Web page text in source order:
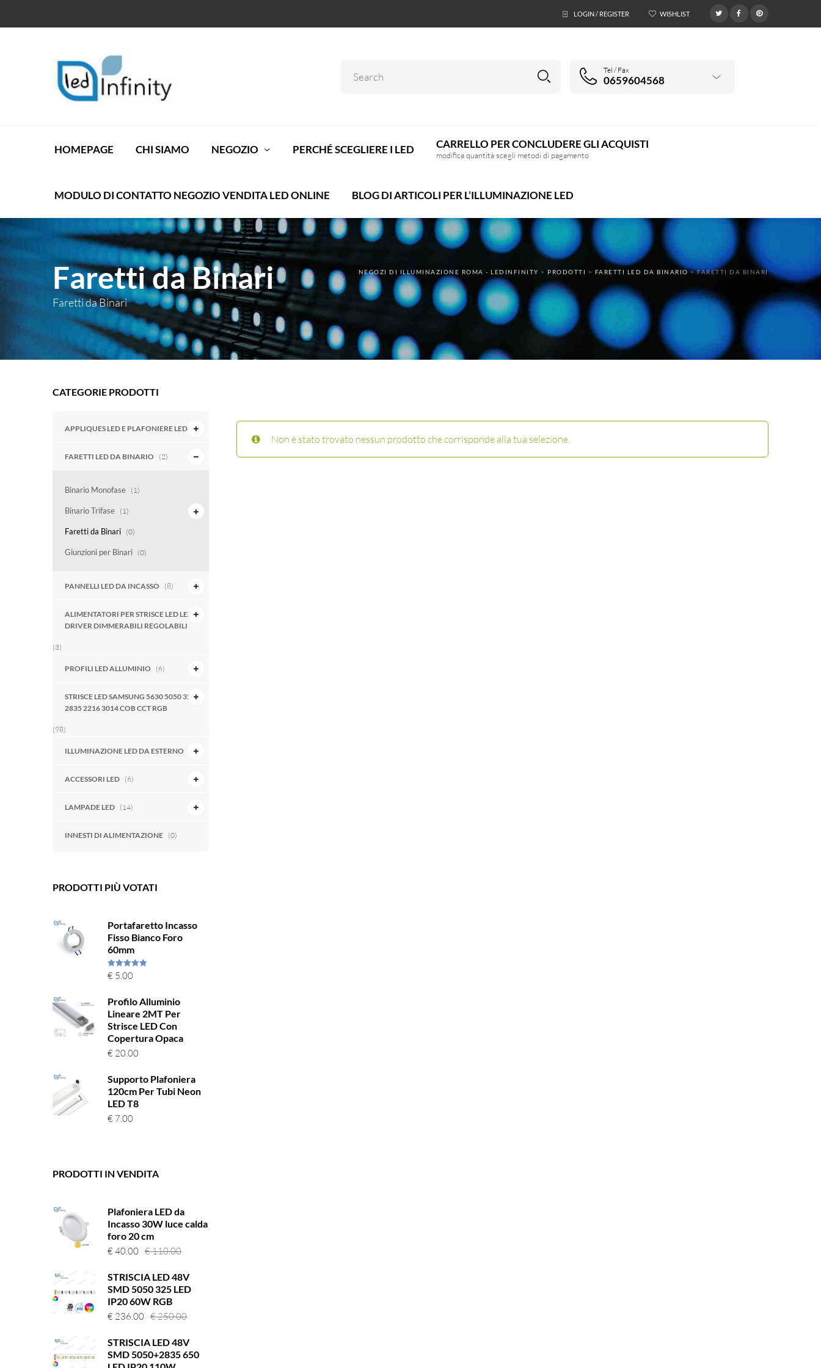
LOGIN / REGISTER WISHLIST
Tel / Fax
0659604568
HOMEPAGE CHI SIAMO NEGOZIO PERCHÉ SCEGLIERE I LED CARRELLO PER CONCLUDERE GLI ACQUISTI
modifica quantità scegli metodi di pagamento
MODULO DI CONTATTO NEGOZIO VENDITA LED ONLINE BLOG DI ARTICOLI PER L’ILLUMINAZIONE LED
NEGOZI DI ILLUMINAZIONE ROMA - LEDINFINITY > PRODOTTI > FARETTI LED DA BINARIO>FARETTI DA BINARI
Faretti da Binari
Faretti da Binari
CATEGORIE PRODOTTI
APPLIQUES LED E PLAFONIERE LED (6)
FARETTI LED DA BINARIO (2)
Binario Monofase (1)
Binario Trifase (1)
Faretti da Binari (0)
Giunzioni per Binari (0)
PANNELLI LED DA INCASSO (8)
ALIMENTATORI PER STRISCE LED LED
DRIVER DIMMERABILI REGOLABILI
(3)
PROFILI LED ALLUMINIO (6)
STRISCE LED SAMSUNG 5630 5050 3528
2835 2216 3014 COB CCT RGB
(98)
ILLUMINAZIONE LED DA ESTERNO (7)
ACCESSORI LED (6)
LAMPADE LED (14)
INNESTI DI ALIMENTAZIONE (0)
PRODOTTI PIÙ VOTATI
Portafaretto Incasso
Fisso Bianco Foro
60mm
Valutato
5.00su 5
€ 5.00
Profilo Alluminio
Lineare 2MT Per
Strisce LED Con
Copertura Opaca
€ 20.00
Supporto Plafoniera
120cm Per Tubi Neon
LED T8
€ 7.00
PRODOTTI IN VENDITA
Plafoniera LED da
Incasso 30W luce calda
foro 20 cm
€110.00Il
originale
era:
€40.00
Il
attuale
è:
STRISCIA LED 48V
SMD 5050 325 LED
IP20 60W RGB
€250.00Il
originale
era:
€ 236.00
Il
attuale
è:
STRISCIA LED 48V
SMD 5050+2835 650
Non è stato trovato nessun prodotto che corrisponde alla tua selezione.